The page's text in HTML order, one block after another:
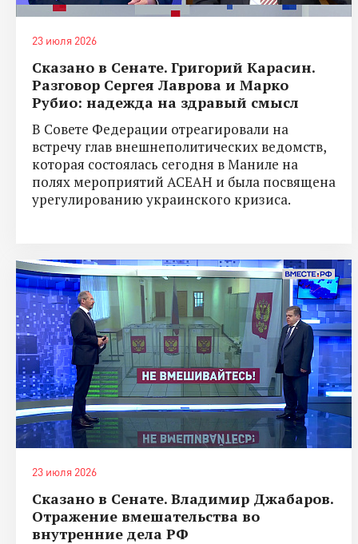
23 июля 2026
Сказано в Сенате. Григорий Карасин.
Разговор Сергея Лаврова и Марко
Рубио: надежда на здравый смысл
В Совете Федерации отреагировали на
встречу глав внешнеполитических ведомств,
которая состоялась сегодня в Маниле на
полях мероприятий АСЕАН и была посвящена
урегулированию украинского кризиса.
23 июля 2026
Сказано в Сенате. Владимир Джабаров.
Отражение вмешательства во
внутренние дела РФ